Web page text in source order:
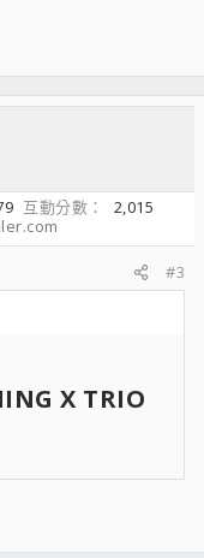
互動分數
2,015
#3
X TRIO